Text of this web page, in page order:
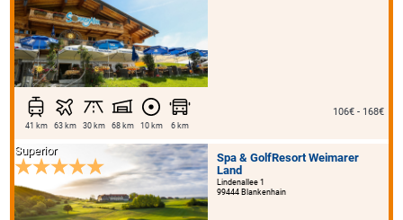
41 km 63 km 30 km 68 km 10 km 6 km
106€ - 168€
Spa & GolfResort Weimarer
Land
Lindenallee 1
99444 Blankenhain
Superior